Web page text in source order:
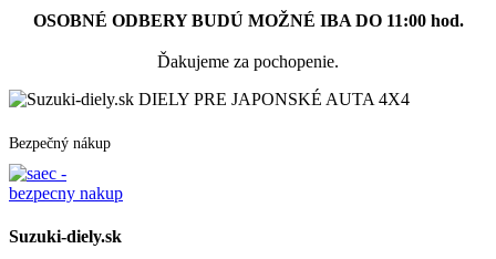
OSOBNÉ ODBERY BUDÚ MOŽNÉ IBA DO 11:00 hod.
Ďakujeme za pochopenie.
DIELY PRE JAPONSKÉ AUTA 4X4
Bezpečný nákup
Suzuki-diely.sk